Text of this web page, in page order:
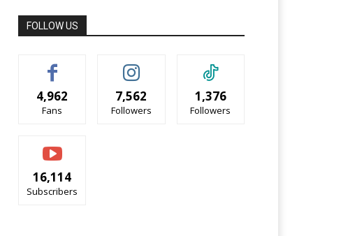
FOLLOW US
4,962
Fans
7,562
Followers
1,376
Followers
16,114
Subscribers